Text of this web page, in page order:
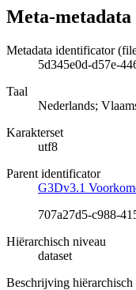
Meta-metadata
Metadata identificator
5d345e0d-d57e-
Taal
Nederlands;
Karakterset
utf8
Parent identificator
G3Dv3.1
707a27d5-c988-
Hiërarchisch niveau
dataset
Beschrijving hiërarchisch